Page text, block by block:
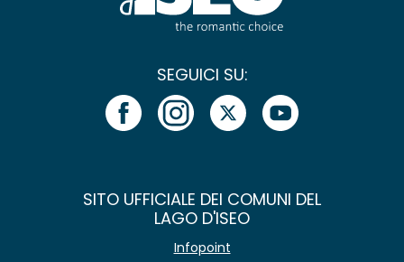
SEGUICI SU:
SITO UFFICIALE DEI COMUNI DEL
LAGO D'ISEO
Infopoint